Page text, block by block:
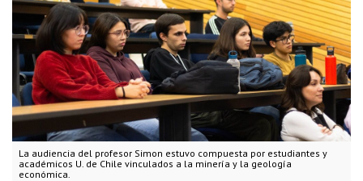
La audiencia del profesor Simon estuvo compuesta por estudiantes y
académicos U. de Chile vinculados a la minería y la geología
económica.